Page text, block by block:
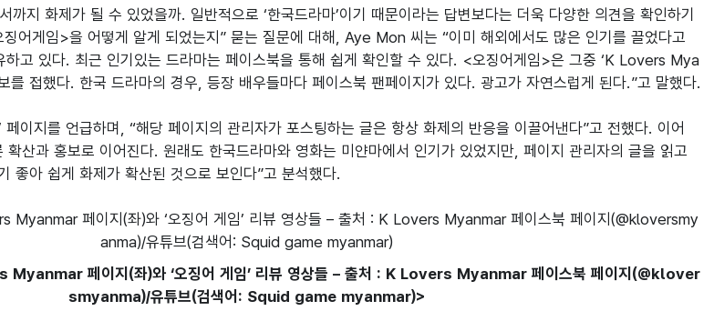
까지 화제가 될 수 있었을까. 일반적으로 ‘한국드라마’이기 때문이라는 답변보다는 더욱 다양한 의견을 확인하기
어게임>을 어떻게 알게 되었는지” 묻는 질문에 대해, Aye Mon 씨는 “이미 해외에서도 많은 인기를 끌었다고
하고 있다. 최근 인기있는 드라마는 페이스북을 통해 쉽게 확인할 수 있다. <오징어게임>은 그중 ‘K Lovers Mya
를 접했다. 한국 드라마의 경우, 등장 배우들마다 페이스북 팬페이지가 있다. 광고가 자연스럽게 된다.”고 말했다.
이지를 언급하며, “해당 페이지의 관리자가 포스팅하는 글은 항상 화제의 반응을 이끌어낸다”고 전했다. 이어
확산과 홍보로 이어진다. 원래도 한국드라마와 영화는 미얀마에서 인기가 있었지만, 페이지 관리자의 글을 읽고
좋아 쉽게 화제가 확산된 것으로 보인다”고 분석했다.
Myanmar 페이지(좌)와 ‘오징어 게임’ 리뷰 영상들 – 출처 : K Lovers Myanmar 페이스북 페이지(@klover
smyanma)/유튜브(검색어: Squid game myanmar)>